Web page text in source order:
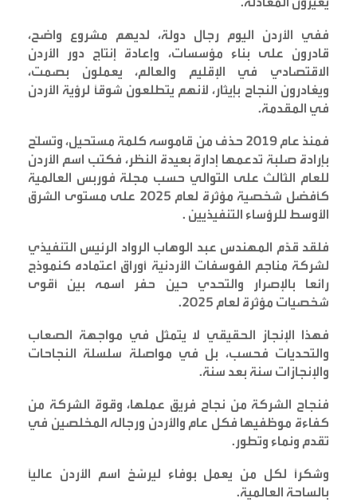
ففي الأردن اليوم رجال دولة، لديهم مشروع واضح،
قادرون على بناء مؤسسات، وإعادة إنتاج دور الأردن
الاقتصادي في الإقليم والعالم، يعملون بصمت،
ويغادرون النجاح بإيثار، لأنهم يتطلعون شوقاً لرؤية الأردن
في المقدمة.
فمنذ عام ٢٠١٩ حذف من قاموسه كلمة مستحيل، وتسلّح
بإرادة صلبة تدعمها إدارة بعيدة النظر، فكتب اسم الأردن
للعام الثالث على التوالي حسب مجلة فوربس العالمية
كأفضل شخصية مؤثرة لعام ٢٠٢٥ على مستوى الشرق
الأوسط للرؤساء التنفيذيين .
فلقد قدّم المهندس عبد الوهاب الرواد الرئيس التنفيذي
لشركة مناجم الفوسفات الأردنية أوراق اعتماده كنموذج
رائعا بالإصرار والتحدي حين حفر اسمه بين أقوى
شخصيات مؤثرة لعام ٢٠٢٥
.
فهذا الإنجاز الحقيقي لا يتمثل في مواجهة الصعاب
والتحديات فحسب، بل في مواصلة سلسلة النجاحات
والإنجازات سنة بعد سنة.
فنجاح الشركة من نجاح فريق عملها، وقوة الشركة من
كفاءة موظفيها فكل عام والأردن ورجاله المخلصين في
تقدم ونماء وتطور.
وشكراً لكل من يعمل بوفاء ليرسّخ اسم الأردن عالياً
بالساحة العالمية.